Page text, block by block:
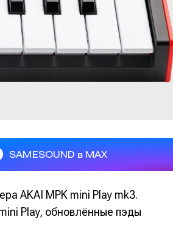
SAMESOUND в MAX
AKAI MPK mini Play mk3.
Play, обновлённые пэды